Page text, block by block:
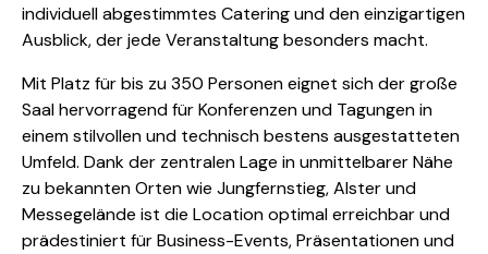
individuell abgestimmtes Catering und den einzigartigen
Ausblick, der jede Veranstaltung besonders macht.
Mit Platz für bis zu 350 Personen eignet sich der große
Saal hervorragend für Konferenzen und Tagungen in
einem stilvollen und technisch bestens ausgestatteten
Umfeld. Dank der zentralen Lage in unmittelbarer Nähe
zu bekannten Orten wie Jungfernstieg, Alster und
Messegelände ist die Location optimal erreichbar und
prädestiniert für Business-Events, Präsentationen und